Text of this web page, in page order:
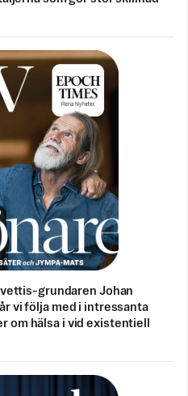
grundaren Johan
vi följa med i intressanta
om hälsa i vid existentiell